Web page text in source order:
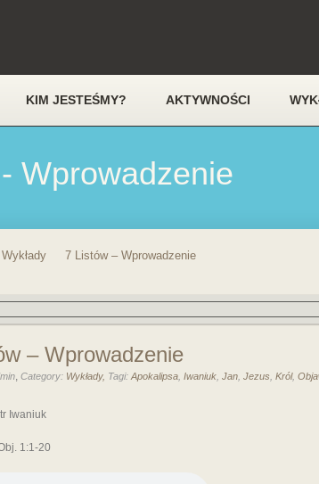
KIM JESTEŚMY? AKTYWNOŚCI
Wprowadzenie
Wykłady 7 Listów – Wprowadzenie
– Wprowadzenie
, Category: Wykłady, Tagi: Apokalipsa Iwaniuk Jan Jezus Król,
Iwaniuk
1:1-20